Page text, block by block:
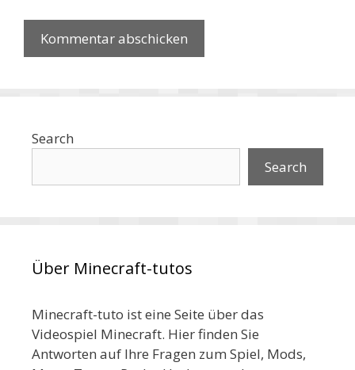
Search
Search
Über Minecraft-tutos
Minecraft-tuto ist eine Seite über das
Videospiel Minecraft. Hier finden Sie
Antworten auf Ihre Fragen zum Spiel, Mods,